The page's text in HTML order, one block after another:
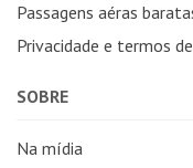
Passagens aéras
Privacidade e termos
SOBRE
Na mídia